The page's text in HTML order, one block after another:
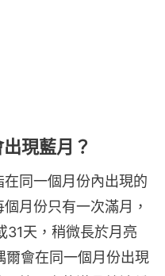
現藍月？
同一個月份內出現的
月份只有一次滿月，
31天，稍微長於月亮
爾會在同一個月份出現